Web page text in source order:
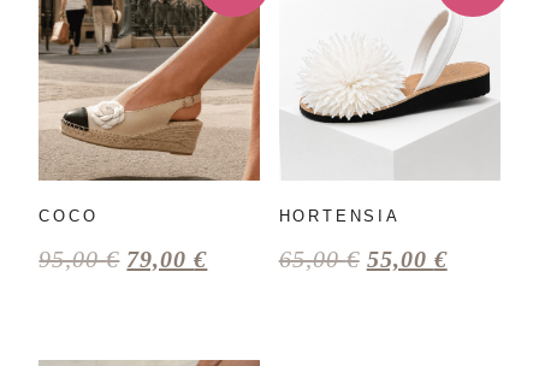
COCO
95,00€ 79,00€
HORTENSIA
65,00€ 55,00 €